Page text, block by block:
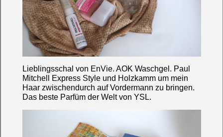
Lieblingsschal von EnVie. AOK Waschgel. Paul
Mitchell Express Style und Holzkamm um mein
Haar zwischendurch auf Vordermann zu bringen.
Das beste Parfüm der Welt von YSL.